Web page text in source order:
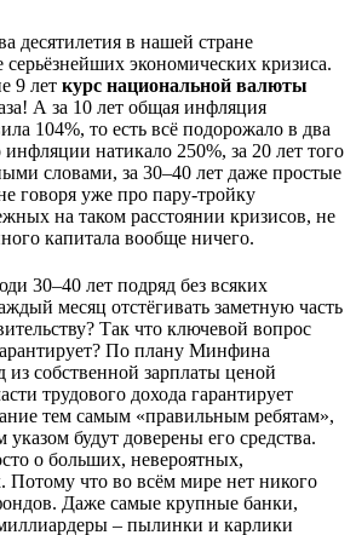
десятилетия в нашей стране
серьёзнейших экономических кризиса.
9 лет курс национальной валюты
А за 10 лет общая инфляция
104%, то есть всё подорожало в два
инфляции натикало 250%, за 20 лет того
словами, за 30–40 лет даже простые
говоря уже про пару-тройку
на таком расстоянии кризисов, не
капитала вообще ничего.
30–40 лет подряд без всяких
месяц отстёгивать заметную часть
Так что ключевой вопрос
По плану Минфина
из собственной зарплаты ценой
трудового дохода гарантирует
тем самым «правильным ребятам»,
будут доверены его средства.
о больших, невероятных,
Потому что во всём мире нет никого
Даже самые крупные банки,
– пылинки и карлики